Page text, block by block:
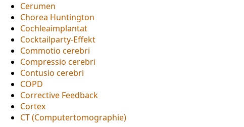
Cerumen
Chorea Huntington
Cochleaimplantat
Cocktailparty-Effekt
Commotio cerebri
Compressio cerebri
Contusio cerebri
COPD
Corrective Feedback
Cortex
CT (Computertomographie)